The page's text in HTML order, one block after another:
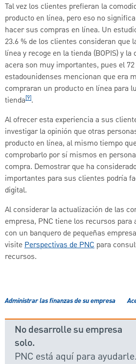
Tal vez los clientes prefieran la
producto en línea, pero eso no
hacer sus compras en línea. Un
23.6 % de los clientes consideran que
línea y recoge en la tienda (BOPIS) y
acera son muy importantes, pues el
estadounidenses mencionan que era
compraran un producto en línea para
tienda[9].
Al ofrecer esta experiencia a sus
investigar la opinión que otras
producto en línea, al mismo tiempo
comprobarlo por sí mismos en
compra. Demostrar que ha
importantes para sus clientes podría
digital.
Al considerar la actualización de las
empresa, PNC tiene los recursos para
con un banquero de pequeñas
visitePerspectivas de PNC para
recursos.
Administrar las finanzas de su empresa
No desarrolle su empresa
solo.
PNC está aquí para ayudarle.